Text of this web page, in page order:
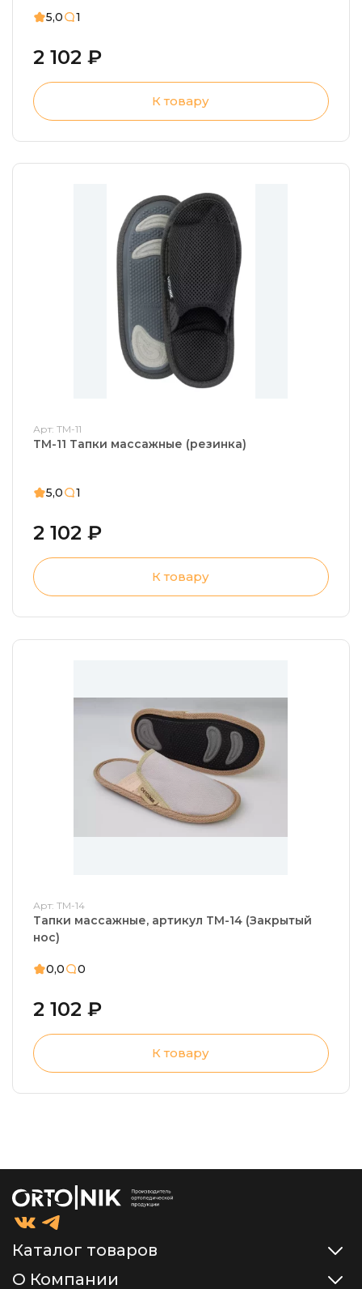
5,0 1
2 102 ₽
К товару
Арт: ТМ-11
ТМ-11 Тапки массажные (резинка)
5,0 1
2 102 ₽
К товару
Арт: ТМ-14
Тапки массажные, артикул ТМ-14 (Закрытый
нос)
0,0 0
2 102 ₽
К товару
Каталог товаров
О Компании